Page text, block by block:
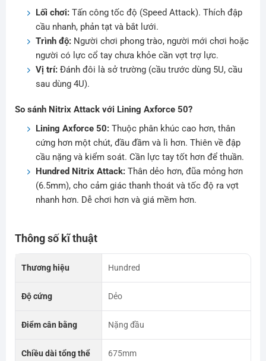
Lối chơi:Tấn công tốc độ (Speed Attack). Thích đập
cầu nhanh, phản tạt và bắt lưới.
Trình độ:Người chơi phong trào, người mới chơi hoặc
người có lực cổ tay chưa khỏe cần vợt trợ lực.
Vị trí:Đánh đôi là sở trường (cầu trước dùng 5U, cầu
sau dùng 4U).
So sánh Nitrix Attack với Lining Axforce 50?
Lining Axforce 50:Thuộc phân khúc cao hơn, thân
cứng hơn một chút, đầu đầm và lì hơn. Thiên về đập
cầu nặng và kiểm soát. Cần lực tay tốt hơn để thuần.
Hundred Nitrix Attack:Thân dẻo hơn, đũa mỏng hơn
(6.5mm), cho cảm giác thanh thoát và tốc độ ra vợt
nhanh hơn. Dễ chơi hơn và giá mềm hơn.
Thông số kĩ thuật
Thương hiệu Hundred
Độ cứng Dẻo
Điểm cân bằng Nặng đầu
Chiều dài tổng thể 675mm